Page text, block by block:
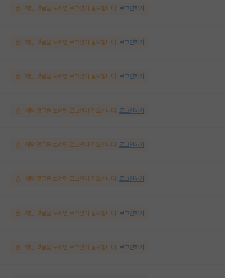
해당 댓글을 보려면 로그인이 필요합니다. 로그인하기
해당 댓글을 보려면 로그인이 필요합니다. 로그인하기
해당 댓글을 보려면 로그인이 필요합니다. 로그인하기
해당 댓글을 보려면 로그인이 필요합니다. 로그인하기
해당 댓글을 보려면 로그인이 필요합니다. 로그인하기
해당 댓글을 보려면 로그인이 필요합니다. 로그인하기
해당 댓글을 보려면 로그인이 필요합니다. 로그인하기
해당 댓글을 보려면 로그인이 필요합니다. 로그인하기